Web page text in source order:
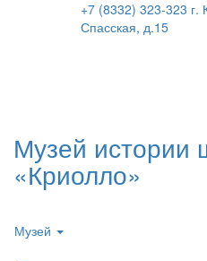
+7 (8332) 323-323 г.
Спасская, д.15
Музей истории
«Криолло»
Музей